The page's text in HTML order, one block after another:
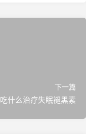
下一篇
吃什么治疗失眠褪黑素